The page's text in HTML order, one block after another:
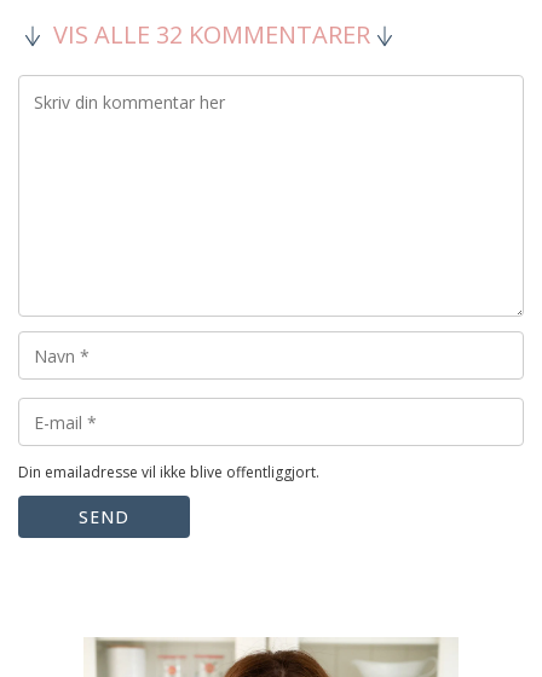
VIS ALLE 32 KOMMENTARER
Din emailadresse vil ikke blive offentliggjort.
SEND